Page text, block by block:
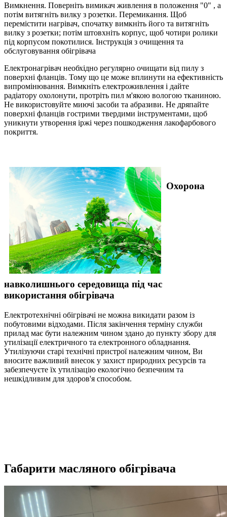
Вимкнення. Поверніть вимикач живлення в положення "0" , а
потім витягніть вилку з розетки. Перемикання. Щоб
перемістити нагрівач, спочатку вимкніть його та витягніть
вилку з розетки; потім штовхніть корпус, щоб чотири ролики
під корпусом покотилися. Інструкція з очищення та
обслуговування обігрівача
Електронагрівач необхідно регулярно очищати від пилу з
поверхні фланців. Тому що це може вплинути на ефективність
випромінювання. Вимкніть електроживлення і дайте
радіатору охолонути, протріть пил м'якою вологою тканиною.
Не використовуйте миючі засоби та абразиви. Не дряпайте
поверхні фланців гострими твердими інструментами, щоб
уникнути утворення іржі через пошкодження лакофарбового
покриття.
Охорона
навколишнього середовища під час
використання обігрівача
Електротехнічні обігрівачі не можна викидати разом із
побутовими відходами. Після закінчення терміну служби
прилад має бути належним чином здано до пункту збору для
утилізації електричного та електронного обладнання.
Утилізуючи старі технічні пристрої належним чином, Ви
вносите важливий внесок у захист природних ресурсів та
забезпечуєте їх утилізацію екологічно безпечним та
нешкідливим для здоров'я способом.
Габарити масляного обігрівача